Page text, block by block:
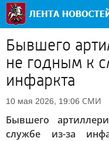
Бывшего
не годным к
инфаркта
10 мая 2026, 19:06 СМИ
Бывшего
службе из-за